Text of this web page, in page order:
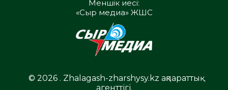
Меншік иесі:
«Сыр медиа» ЖШС
© 2026 . Zhalagash-zharshysy.kz ақпараттық
агенттігі.